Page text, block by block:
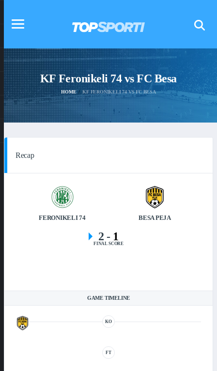
KF Feronikeli 74 vs FC Besa
HOME KF FERONIKELI 74 VS FC BESA
Recap
FERONIKELI 74 BESA PEJA
2- 1
FINAL SCORE
GAME TIMELINE
KO
FT